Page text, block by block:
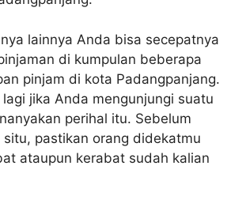
lainnya Anda bisa secepatnya
di kumpulan beberapa
pinjam di kota Padangpanjang.
jika Anda mengunjungi suatu
perihal itu. Sebelum
situ, pastikan orang didekatmu
ataupun kerabat sudah kalian